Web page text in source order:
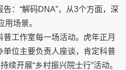
：“解码DNA”，从3个方面，深
用场景。
工作室每一场活动。虎年正月
位主要负责人座谈，肯定科普
续开展“乡村振兴院士行”活动。